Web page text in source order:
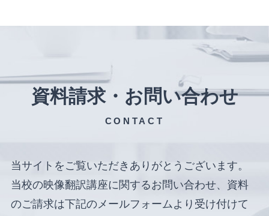
資料請求・お問い合わせ
CONTACT
当サイトをご覧いただきありがとうございます。
当校の映像翻訳講座に関するお問い合わせ、資料
のご請求は下記のメールフォームより受け付けて